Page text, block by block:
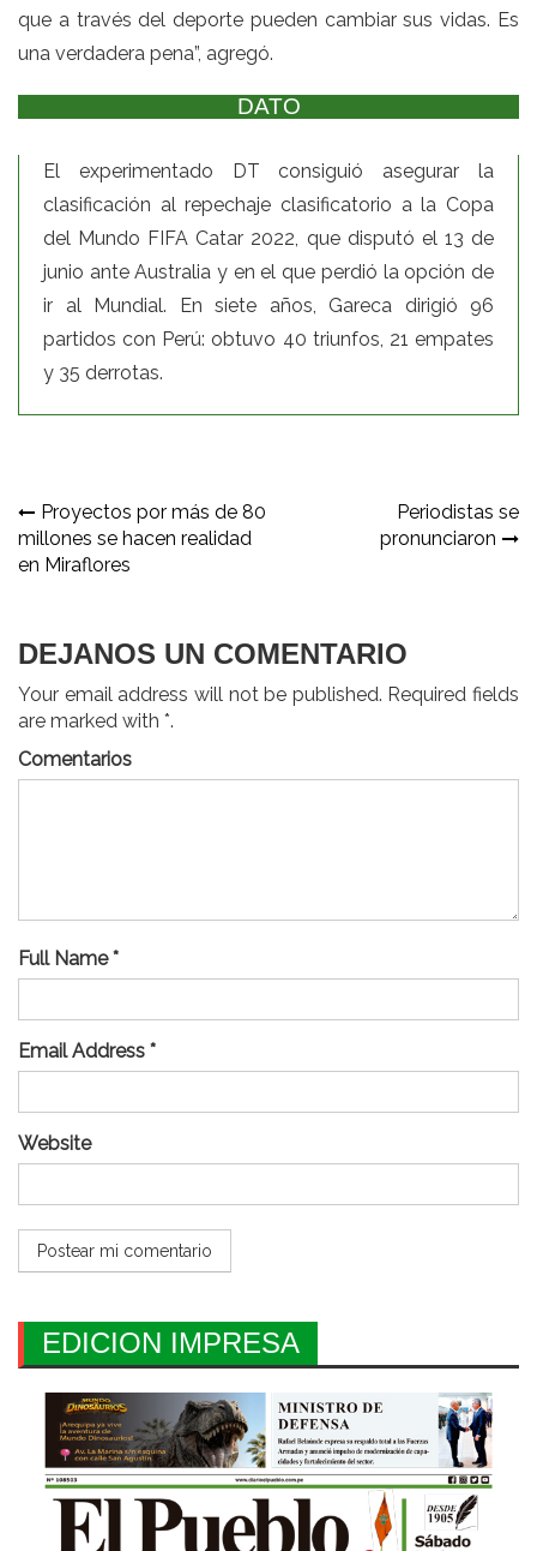
que a través del deporte pueden cambiar sus vidas. Es
una verdadera pena”, agregó.
DATO
El experimentado DT consiguió asegurar la
clasificación al repechaje clasificatorio a la Copa
del Mundo FIFA Catar 2022, que disputó el 13 de
junio ante Australia y en el que perdió la opción de
ir al Mundial. En siete años, Gareca dirigió 96
partidos con Perú: obtuvo 40 triunfos, 21 empates
y 35 derrotas.
Navegación
de
Proyectos por más de 80
millones se hacen realidad
en Miraflores
Periodistas se
pronunciaron
DEJANOS UN COMENTARIO
Your email address will not be published. Required fields
are marked with *.
Comentarios
Full Name *
Email Address *
Website
EDICION IMPRESA